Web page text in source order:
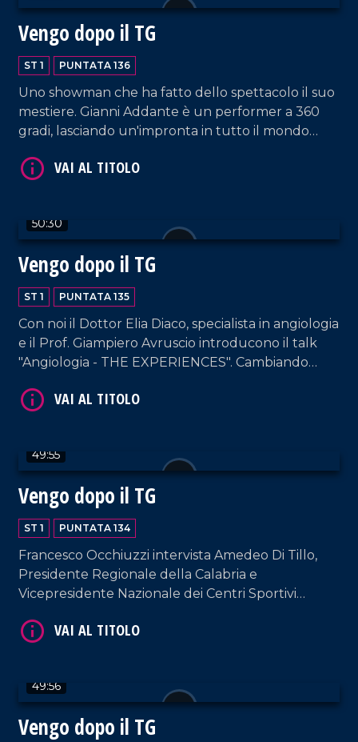
Vengo dopo il TG
ST 1 PUNTATA 136
Uno showman che ha fatto dello spettacolo il suo
mestiere. Gianni Addante è un performer a 360
gradi, lasciando un'impronta in tutto il mondo
racconta il suo mestiere anche attraverso il libro
50:30
Vengo dopo il TG
ST 1 PUNTATA 135
Con noi il Dottor Elia Diaco, specialista in angiologia
e il Prof. Giampiero Avruscio introducono il talk
"Angiologia - THE EXPERIENCES". Cambiando
Carlo, Patron del celebre Cantagiro.
49:55
Vengo dopo il TG
ST 1 PUNTATA 134
Francesco Occhiuzzi intervista Amedeo Di Tillo,
Presidente Regionale della Calabria e
Vicepresidente Nazionale dei Centri Sportivi
vista istituzionale e sociale italiano.
49:56
Vengo dopo il TG
VAI AL TITOLO
VAI AL TITOLO
VAI AL TITOLO